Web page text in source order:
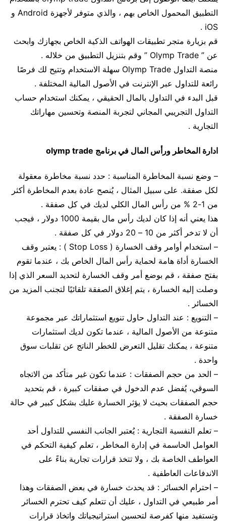
التطبيق المحمول الخاص بهم ، والذي متوفر لأجهزة Android و
iOS .
قم بزيارة متجر تطبيقات الهواتف الذكية الخاص بجهازك وابحث
عن ” Olymp Trade ” وقم بتنزيل التطبيق من خلاله .
منصة التداول Olymp Trade سهلة الاستخدام وتتيح لك فرصًا
رائعة للتداول عبر الإنترنت في الأصول المالية المختلفة .
قبل البدء في التداول بالمال الحقيقي ، يمكنك استخدام حساب
التداول التجريبي المجاني لتجربة المنصة وتحسين مهاراتك
التجارية .
ادارة المخاطر ورأس المال في برنامج olymp trade
– وضع نسبة المخاطرة المناسبة : حدد نسبة مخاطرة معقولة
لكل صفقة. على سبيل المثال ، يُنصح عادة بعدم المخاطرة أكثر
من 1-2 % من رأس المال الكلي لديك في كل صفقة .
هذا يعني أنه إذا كان لديك رأس مال بقيمة 1000 دولار ، فيجب
أن لا تدخر أكثر من 10 – 20 دولار في كل صفقة .
– استخدام أوامر وقف الخسارة ( Stop Loss ) : يعتبر وقف
الخسارة أداة هامة لحماية رأس المال الخاص بك ، عندما تقوم
بفتح صفقة ، قم بوضع أمر وقف الخسارة لتحديد السعر الذي إذا
وصلت إليه الخسارة ، يتم إغلاق الصفقة تلقائيًا لتجنب المزيد من
الخسائر .
– التنويع : عند التداول حاول تنويع استثماراتك عبر مجموعة
متنوعة من الأصول المالية ، عندما تكون لديك استثمارات
متنوعة ، يمكنك تقليل التعرض للخطر الناتج عن تقلبات سوق
واحدة .
– الحد من حجم الصفقات : عندما تكون غير متأكد من الاتجاه
السوقي، يُفضل عدم الدخول في صفقات كبيرة ، قم بتحديد
حجم الصفقات بحيث لا يؤثر الخسارة عليك بشكل كبير في حالة
خسارة الصفقة .
– تعلم النفسية التجارية : يُعتبر الجانب النفسي للتداول أحد
العوامل الحاسمة في إدارة المخاطر ، تعلم كيفية التحكم في
العواطف الخاصة بك ، ولا تتخذ قرارات تجارية بناءً على
الاندفاعات العاطفية .
– احترام الخسائر : قد يحدث خسارة في بعض الصفقات وهذا
أمر طبيعي في التداول ، عليك أن تتعلم كيف تحترم الخسائر
وتستفيد منها كفرصة لتحسين استراتيجياتك واتخاذ قرارات